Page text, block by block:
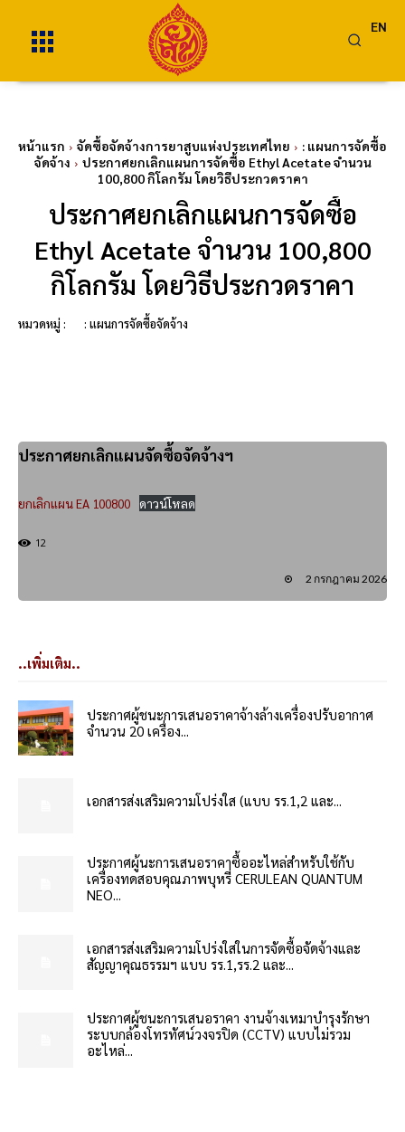
EN
หน้าแรก จัดซื้อจัดจ้างการยาสูบแห่งประเทศไทย
: แผนการจัดซื้อ
จัดจ้าง
ประกาศยกเลิกแผนการจัดซื้อ Ethyl Acetate จำนวน
100,800 กิโลกรัม โดยวิธีประกวดราคา
ประกาศยกเลิกแผนการจัดซื้อ
Ethyl Acetate จำนวน 100,800
กิโลกรัม โดยวิธีประกวดราคา
หมวดหมู่ : : แผนการจัดซื้อจัดจ้าง
ประกาศยกเลิกแผนจัดซื้อจัดจ้างฯ
ยกเลิกแผน EA 100800 ดาวน์โหลด
12
2 กรกฎาคม 2026
..เพิ่มเติม..
ประกาศผู้ชนะการเสนอราคาจ้างล้างเครื่องปรับอากาศ
จำนวน 20 เครื่อง...
เอกสารส่งเสริมความโปร่งใส (แบบ รร.1,2 และ...
ประกาศผู้นะการเสนอราคาซื้ออะไหล่สำหรับใช้กับ
เครื่องทดสอบคุณภาพบุหรี่ CERULEAN QUANTUM
NEO...
เอกสารส่งเสริมความโปร่งใสในการจัดซื้อจัดจ้างและ
สัญญาคุณธรรมฯ แบบ รร.1,รร.2 และ...
ประกาศผู้ชนะการเสนอราคา งานจ้างเหมาบำรุงรักษา
ระบบกล้องโทรทัศน์วงจรปิด (CCTV) แบบไม่รวม
อะไหล่...